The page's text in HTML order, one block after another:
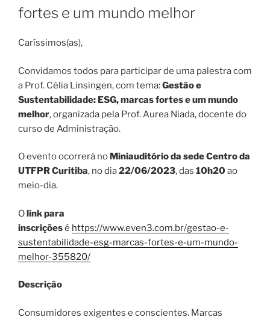
fortes e um mundo melhor
Caríssimos(as),
Convidamos todos para participar de uma palestra com
a Prof. Célia Linsingen, com tema:Gestão e
Sustentabilidade: ESG, marcas fortes e um mundo
melhor, organizada pela Prof. Aurea Niada, docente do
curso de Administração.
O evento ocorrerá no Miniauditório da sede Centro da
UTFPR Curitiba, no dia22/06/2023, das 10h20ao
meio-dia.
Olink para
inscriçõesé https://www.even3.com.br/gestao-e-
sustentabilidade-esg-marcas-fortes-e-um-mundo-
melhor-355820/
Descrição
Consumidores exigentes e conscientes. Marcas